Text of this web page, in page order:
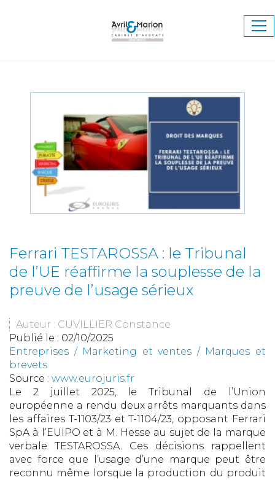
Ferrari TESTAROSSA : le Tribunal
de l’UE réaffirme la souplesse de la
preuve de l’usage sérieux
Auteur : CUVILLIER Constance
Publié le : 02/10/2025
Entreprises / Marketing et ventes / Marques et
brevets
Source : www.eurojuris.fr
Le 2 juillet 2025, le Tribunal de l’Union
européenne a rendu deux arrêts marquants dans
les affaires T-1103/23 et T-1104/23, opposant Ferrari
SpA à l’EUIPO et à M. Hesse au sujet de la marque
verbale TESTAROSSA. Ces décisions rappellent
avec force que l’usage d’une marque peut être
reconnu même lorsque la production du produit